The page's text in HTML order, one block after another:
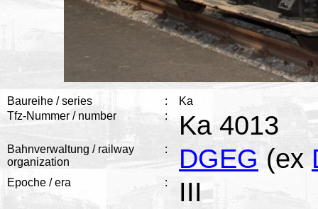
Baureihe / series :
Ka
Tfz-Nummer / number
: Ka 4013
Bahnverwaltung / railway
organization
: DGEG (ex
Epoche / era : III